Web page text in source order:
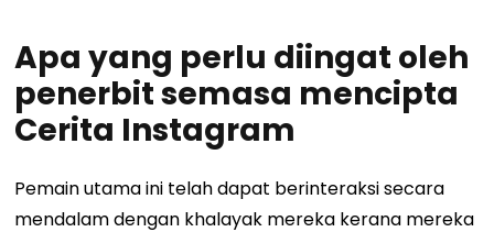
Apa yang perlu diingat oleh
penerbit semasa mencipta
Cerita Instagram
Pemain utama ini telah dapat berinteraksi secara
mendalam dengan khalayak mereka kerana mereka